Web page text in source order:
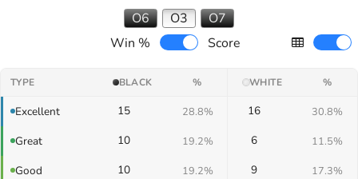
O6 O3
O7
Win %
Score
TYPE BLACK % WHITE %
Excellent 15 28.8% 16 30.8%
Great 10 19.2% 6 11.5%
Good 10 19.2% 9 17.3%